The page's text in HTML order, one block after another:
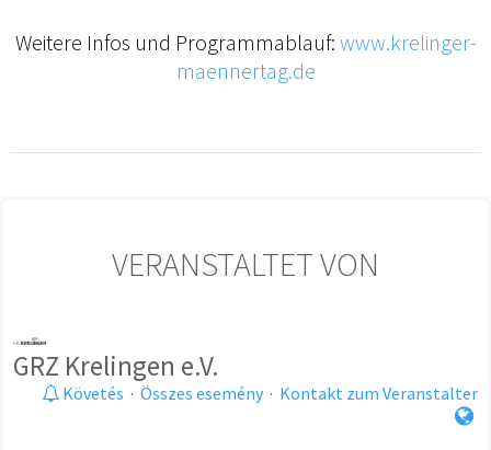
Weitere Infos und Programmablauf: www.krelinger-
maennertag.de
VERANSTALTET VON
GRZ Krelingen e.V.
Követés · Összes esemény · Kontakt zum Veranstalter